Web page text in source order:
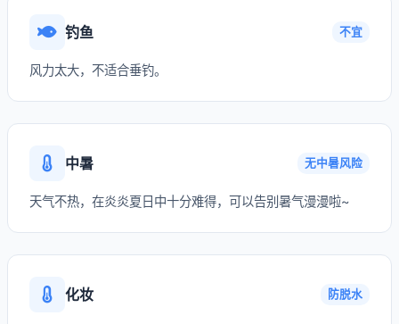
钓鱼 不宜
风力太大，不适合垂钓。
中暑 无中暑风险
天气不热，在炎炎夏日中十分难得，可以告别暑气漫漫啦~
化妆 防脱水